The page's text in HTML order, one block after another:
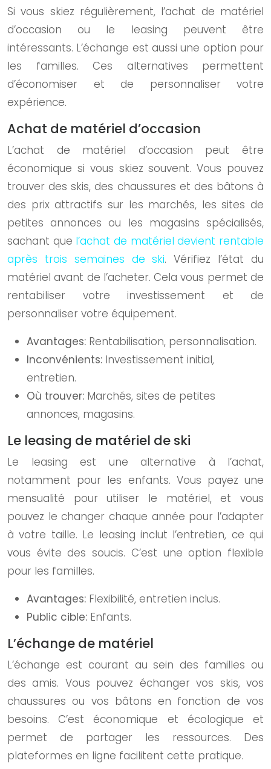
Si vous skiez régulièrement, l’achat de matériel
d’occasion ou le leasing peuvent être
intéressants. L’échange est aussi une option pour
les familles. Ces alternatives permettent
d’économiser et de personnaliser votre
expérience.
Achat de matériel d’occasion
L’achat de matériel d’occasion peut être
économique si vous skiez souvent. Vous pouvez
trouver des skis, des chaussures et des bâtons à
des prix attractifs sur les marchés, les sites de
petites annonces ou les magasins spécialisés,
sachant que l’achat de matériel devient rentable
après trois semaines de ski. Vérifiez l’état du
matériel avant de l’acheter. Cela vous permet de
rentabiliser votre investissement et de
personnaliser votre équipement.
Avantages: Rentabilisation, personnalisation.
Inconvénients: Investissement initial,
entretien.
Où trouver: Marchés, sites de petites
annonces, magasins.
Le leasing de matériel de ski
Le leasing est une alternative à l’achat,
notamment pour les enfants. Vous payez une
mensualité pour utiliser le matériel, et vous
pouvez le changer chaque année pour l’adapter
à votre taille. Le leasing inclut l’entretien, ce qui
vous évite des soucis. C’est une option flexible
pour les familles.
Avantages: Flexibilité, entretien inclus.
Public cible: Enfants.
L’échange de matériel
L’échange est courant au sein des familles ou
des amis. Vous pouvez échanger vos skis, vos
chaussures ou vos bâtons en fonction de vos
besoins. C’est économique et écologique et
permet de partager les ressources. Des
plateformes en ligne facilitent cette pratique.